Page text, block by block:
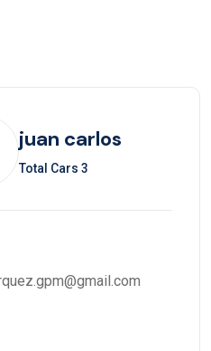
juan carlos
Total Cars 3